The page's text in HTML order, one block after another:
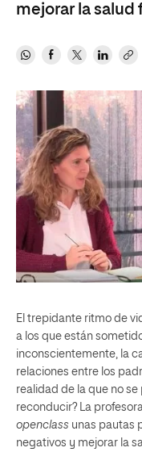
mejorar la salud
El trepidante ritmo de
a los que están
inconscientemente, la
relaciones entre los
realidad de la que no
reconducir? La
openclass unas pautas
negativos y mejorar la